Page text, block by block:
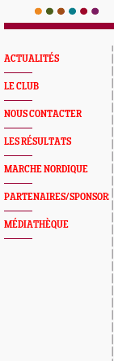
ACTUALITÉS
LE CLUB
NOUS CONTACTER
LES RÉSULTATS
MARCHE NORDIQUE
PARTENAIRES/SPONSORS
MÉDIATHÈQUE